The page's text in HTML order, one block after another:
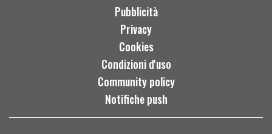
Pubblicità
Privacy
Cookies
Condizioni d'uso
Community policy
Notifiche push